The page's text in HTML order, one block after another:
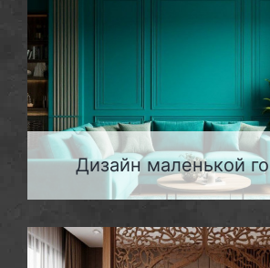
Дизайн маленькой